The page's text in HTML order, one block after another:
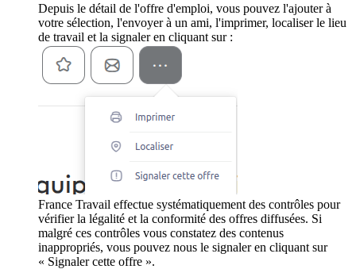
Depuis le détail de l'offre d'emploi, vous pouvez l'ajouter à
votre sélection, l'envoyer à un ami, l'imprimer, localiser le lieu
de travail et la signaler en cliquant sur :
France Travail effectue systématiquement des contrôles pour
vérifier la légalité et la conformité des offres diffusées. Si
malgré ces contrôles vous constatez des contenus
inappropriés, vous pouvez nous le signaler en cliquant sur
« Signaler cette offre ».